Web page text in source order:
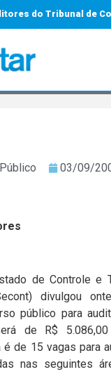
do Tribunal de
03/09/
de Controle e
divulgou
público para
de R$
de 15 vagas para
nas seguintes